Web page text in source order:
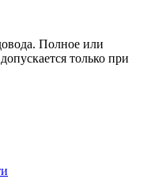
Полное или
только при